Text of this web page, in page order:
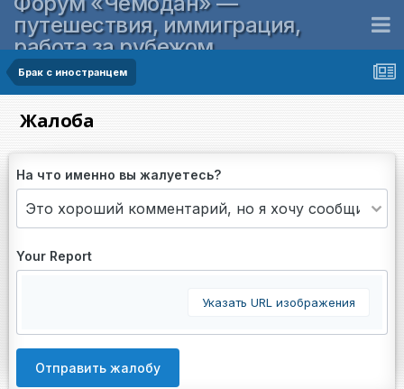
путешествия, иммиграция,
работа за рубежом
Брак с иностранцем
Жалоба
На что именно вы жалуетесь?
Your Report
Указать URL изображения
Отправить жалобу